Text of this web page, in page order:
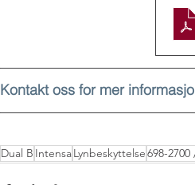
Kontakt oss for mer
Dual B IntensaLynbeskyttelse698-